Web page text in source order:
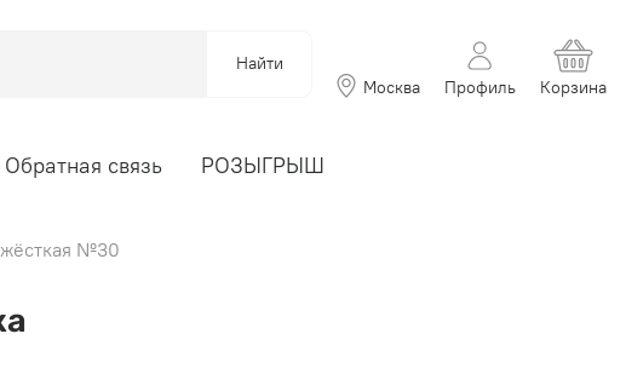
Найти
Москва
Профиль Корзина
Обратная связь РОЗЫГРЫШ
жёсткая №30